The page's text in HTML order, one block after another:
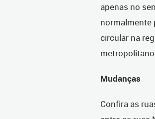
apenas no
normalmente
circular na
metropolitano.
Mudanças
Confira as